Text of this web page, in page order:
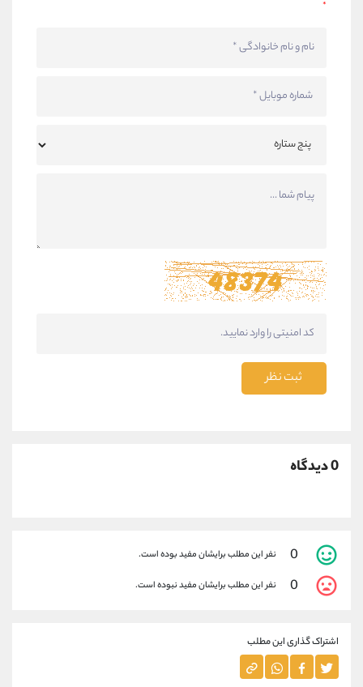
*
ثبت نظر
0 دیدگاه
0 نفر این مطلب برایشان مفید بوده است.
0 نفر این مطلب برایشان مفید نبوده است.
اشتراک گذاری این مطلب